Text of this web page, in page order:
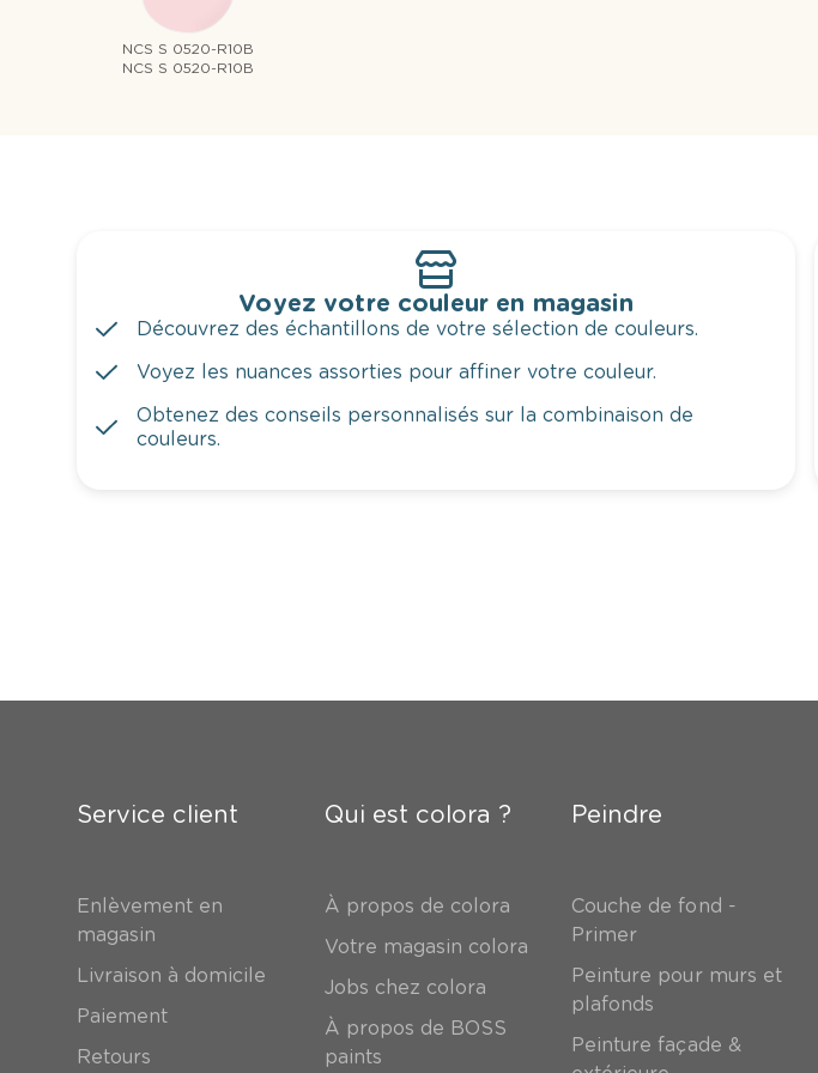
NCS S 0520-R10B
NCS S 0520-R10B
Voyez votre couleur en magasin
Découvrez des échantillons de votre sélection de couleurs.
Voyez les nuances assorties pour affiner votre couleur.
Obtenez des conseils personnalisés sur la combinaison de
couleurs.
Service client
Enlèvement en
magasin
Livraison à domicile
Paiement
Retours
Qui est colora ?
À propos de colora
Votre magasin colora
Jobs chez colora
À propos de BOSS
paints
Peindre
Couche de fond -
Primer
Peinture pour murs et
plafonds
Peinture façade &